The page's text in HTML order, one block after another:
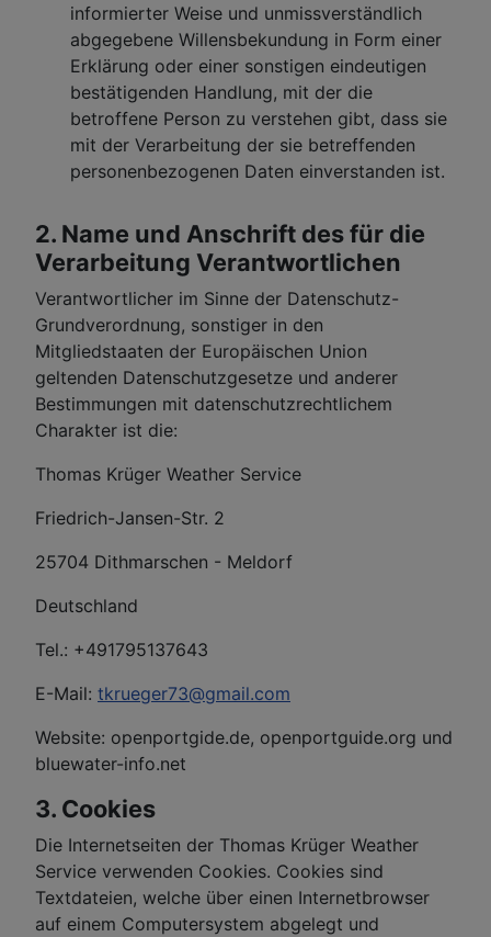
informierter Weise und unmissverständlich
abgegebene Willensbekundung in Form einer
Erklärung oder einer sonstigen eindeutigen
bestätigenden Handlung, mit der die
betroffene Person zu verstehen gibt, dass sie
mit der Verarbeitung der sie betreffenden
personenbezogenen Daten einverstanden ist.
2. Name und Anschrift des für die
Verarbeitung Verantwortlichen
Verantwortlicher im Sinne der Datenschutz-
Grundverordnung, sonstiger in den
Mitgliedstaaten der Europäischen Union
geltenden Datenschutzgesetze und anderer
Bestimmungen mit datenschutzrechtlichem
Charakter ist die:
Thomas Krüger Weather Service
Friedrich-Jansen-Str. 2
25704 Dithmarschen - Meldorf
Deutschland
Tel.: +491795137643
E-Mail: tkrueger73@gmail.com
Website: openportgide.de, openportguide.org und
bluewater-info.net
3. Cookies
Die Internetseiten der Thomas Krüger Weather
Service verwenden Cookies. Cookies sind
Textdateien, welche über einen Internetbrowser
auf einem Computersystem abgelegt und